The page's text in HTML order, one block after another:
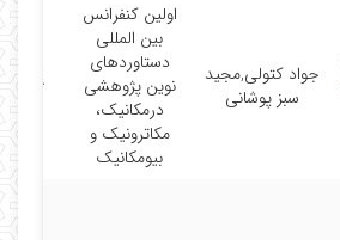
جواد کتولی,مجید
سبز پوشانی
اولین کنفرانس
بین المللی
دستاوردهای
نوین پژوهشی
درمکانیک،
مکاترونیک و
بیومکانیک
5-26